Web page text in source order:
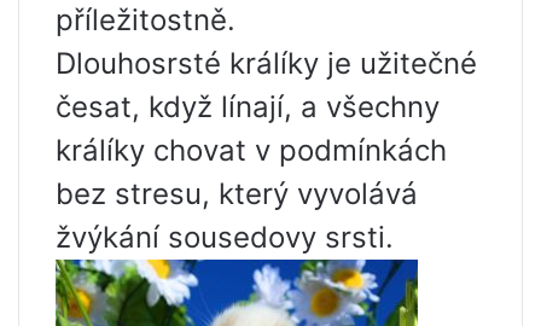
příležitostně.
Dlouhosrsté králíky je užitečné
česat, když línají, a všechny
králíky chovat v podmínkách
bez stresu, který vyvolává
žvýkání sousedovy srsti.